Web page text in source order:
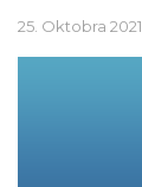
25. Oktobra 2021.